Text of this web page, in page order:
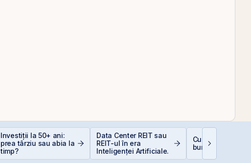
Investiții la 50+ ani:
prea târziu sau abia la
timp?
Data Center REIT sau
REIT-ul în era
Inteligenței Artificiale.
Cum deschizi
bursă în 10